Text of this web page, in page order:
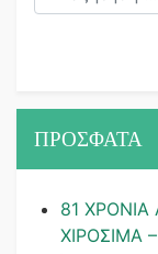
ΠΡΟΣΦΑΤΑ
81
ΧΙΡΟΣΙΜΑ